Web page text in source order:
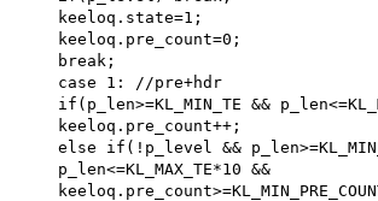
keeloq.state=1;
keeloq.pre_count=0;
break;
case 1: //pre+hdr
if(p_len>=KL_MIN_TE &&
keeloq.pre_count++;
else if(!p_level &&
p_len<=KL_MAX_TE*10 &&